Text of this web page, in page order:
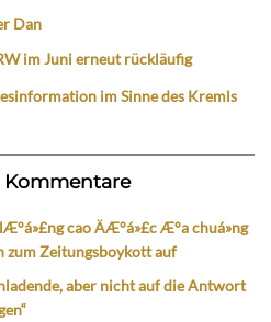
Dan
im Juni erneut rückläufig
im Sinne des Kremls
cao ÄÆ°á»£c Æ°a chuá»ng
zum Zeitungsboykott auf
aber nicht auf die Antwort